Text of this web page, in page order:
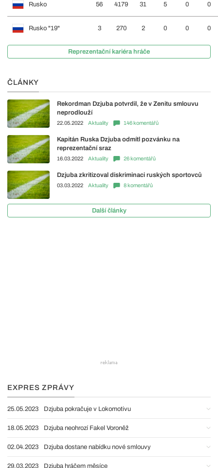
Rusko 56 4179 31 5 0 0
Rusko "19" 3 270 2 0 0 0
Reprezentační kariéra hráče
ČLÁNKY
Rekordman Dzjuba potvrdil, že v Zenitu smlouvu
neprodlouží
22.05.2022 Aktuality 146 komentářů
Kapitán Ruska Dzjuba odmítl pozvánku na
reprezentační sraz
16.03.2022 Aktuality 26 komentářů
Dzjuba zkritizoval diskriminaci ruských sportovců
03.03.2022 Aktuality 8 komentářů
Další články
EXPRES ZPRÁVY
25.05.2023 Dzjuba pokračuje v Lokomotivu
18.05.2023 Dzjuba neohrozí Fakel Voroněž
02.04.2023 Dzjuba dostane nabídku nové smlouvy
29.03.2023 Dzjuba hráčem měsíce